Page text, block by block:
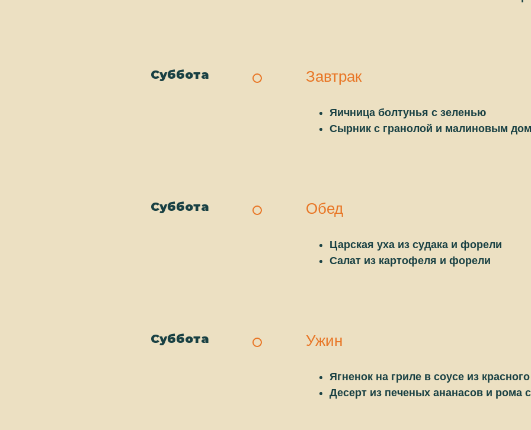
Суббота Завтрак
Яичница болтунья с зеленью
Сырник с гранолой и малиновым
Суббота Обед
Царская уха из судака и форели
Салат из картофеля и форели
Суббота Ужин
Ягненок на гриле в соусе из
Десерт из печеных ананасов и рома